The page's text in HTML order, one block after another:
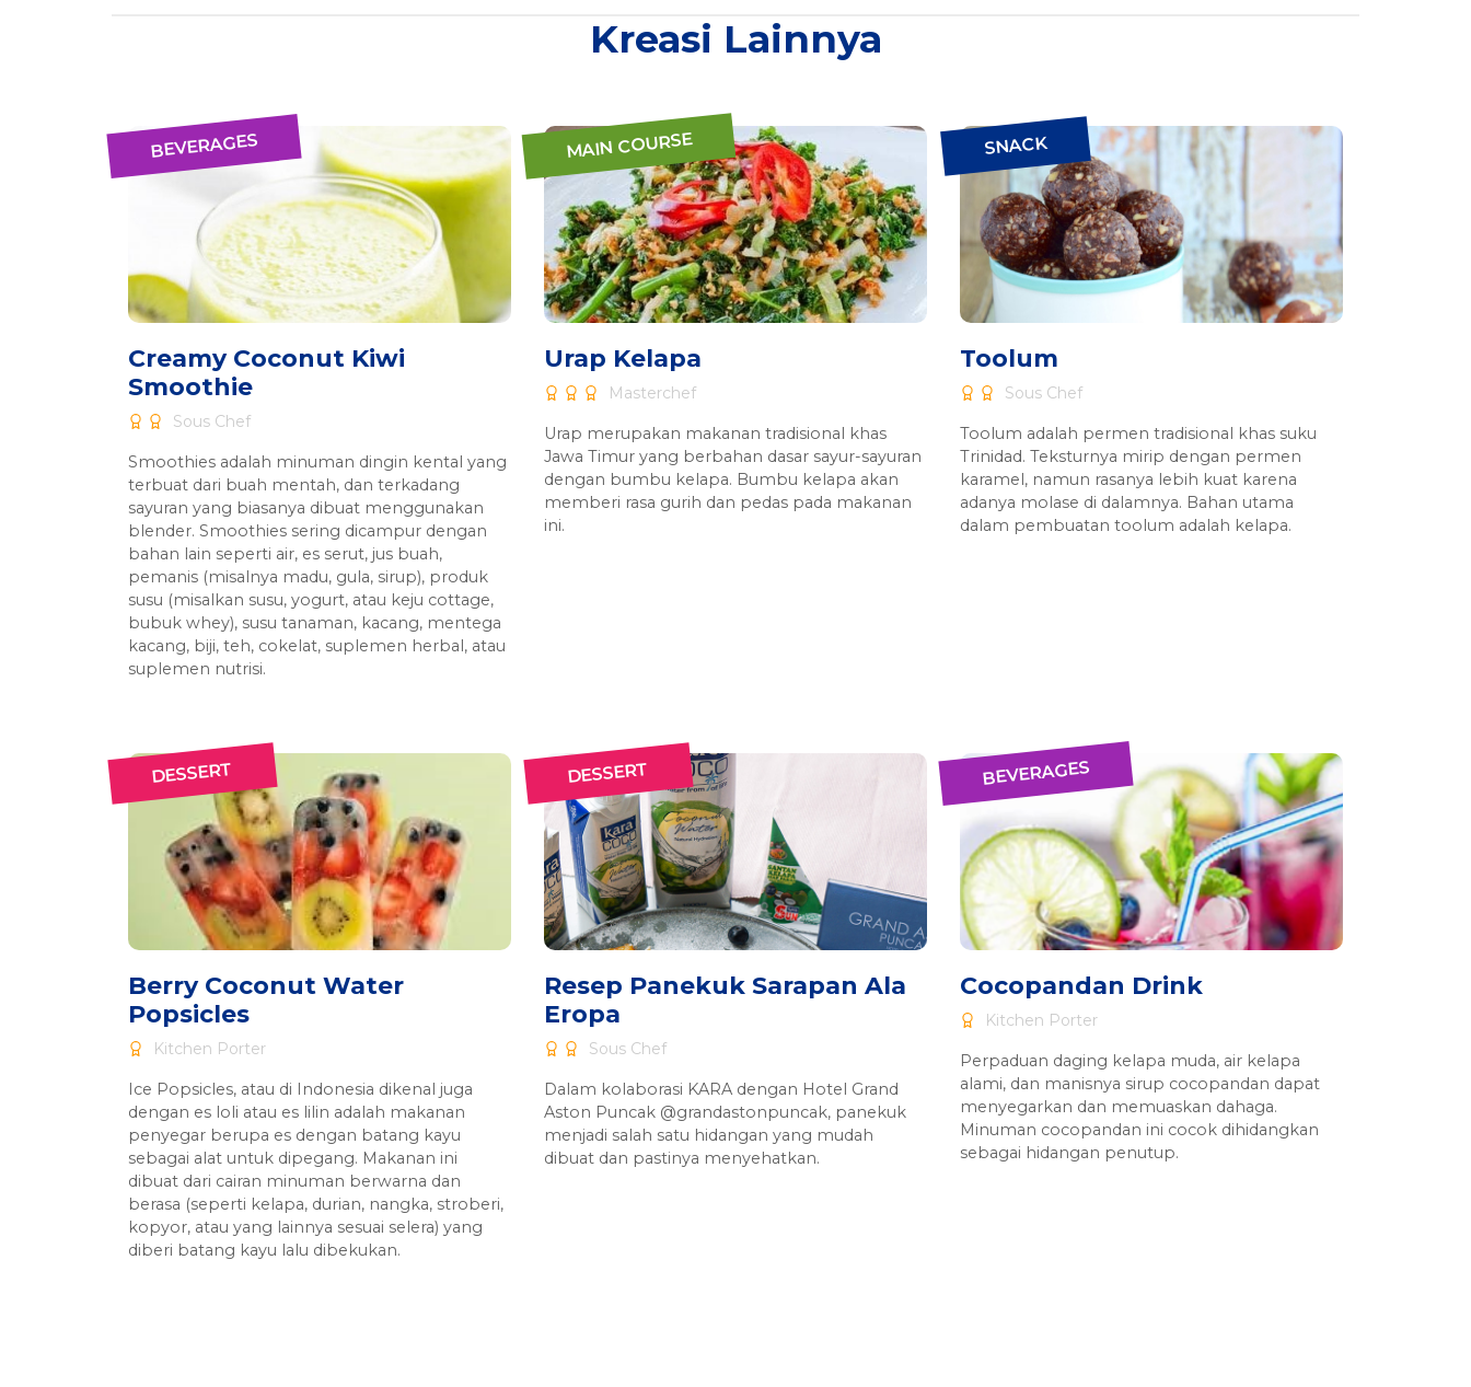
Kreasi Lainnya
Creamy Coconut Kiwi
Smoothie
Sous Chef
Smoothies adalah minuman dingin kental yang
terbuat dari buah mentah, dan terkadang
sayuran yang biasanya dibuat menggunakan
blender. Smoothies sering dicampur dengan
bahan lain seperti air, es serut, jus buah,
pemanis (misalnya madu, gula, sirup), produk
susu (misalkan susu, yogurt, atau keju cottage,
bubuk whey), susu tanaman, kacang, mentega
kacang, biji, teh, cokelat, suplemen herbal, atau
suplemen nutrisi.
BEVERAGES
Urap Kelapa
Masterchef
Urap merupakan makanan tradisional khas
Jawa Timur yang berbahan dasar sayur-sayuran
dengan bumbu kelapa. Bumbu kelapa akan
memberi rasa gurih dan pedas pada makanan
ini.
MAIN COURSE
Toolum
Sous Chef
Toolum adalah permen tradisional khas suku
Trinidad. Teksturnya mirip dengan permen
karamel, namun rasanya lebih kuat karena
adanya molase di dalamnya. Bahan utama
dalam pembuatan toolum adalah kelapa.
SNACK
Berry Coconut Water
Popsicles
Kitchen Porter
Ice Popsicles, atau di Indonesia dikenal juga
dengan es loli atau es lilin adalah makanan
penyegar berupa es dengan batang kayu
sebagai alat untuk dipegang. Makanan ini
dibuat dari cairan minuman berwarna dan
berasa (seperti kelapa, durian, nangka, stroberi,
kopyor, atau yang lainnya sesuai selera) yang
diberi batang kayu lalu dibekukan.
DESSERT
Resep Panekuk Sarapan Ala
Eropa
Sous Chef
Dalam kolaborasi KARA dengan Hotel Grand
Aston Puncak @grandastonpuncak, panekuk
menjadi salah satu hidangan yang mudah
dibuat dan pastinya menyehatkan.
DESSERT
Cocopandan Drink
Kitchen Porter
Perpaduan daging kelapa muda, air kelapa
alami, dan manisnya sirup cocopandan dapat
menyegarkan dan memuaskan dahaga.
Minuman cocopandan ini cocok dihidangkan
sebagai hidangan penutup.
BEVERAGES